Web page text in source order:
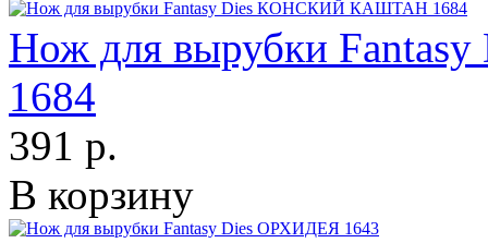
Нож для вырубки
1684
391 р.
В корзину